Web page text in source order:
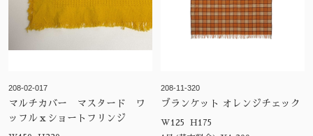
208-02-017
マルチカバー マスタード ワ
ッフルｘショートフリンジ
208-11-320
ブランケット オレンジチェック
W125 H175